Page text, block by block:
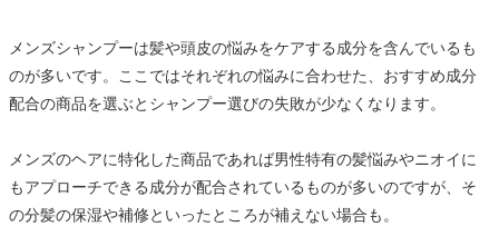
メンズシャンプーは髪や頭皮の悩みをケアする成分を含んでいるも
のが多いです。ここではそれぞれの悩みに合わせた、おすすめ成分
配合の商品を選ぶとシャンプー選びの失敗が少なくなります。
メンズのヘアに特化した商品であれば男性特有の髪悩みやニオイに
もアプローチできる成分が配合されているものが多いのですが、そ
の分髪の保湿や補修といったところが補えない場合も。